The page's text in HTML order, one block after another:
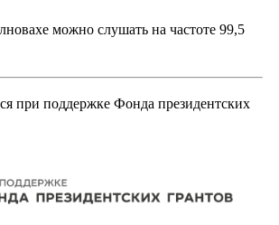
можно слушать на частоте 99,5
при поддержке Фонда президентских